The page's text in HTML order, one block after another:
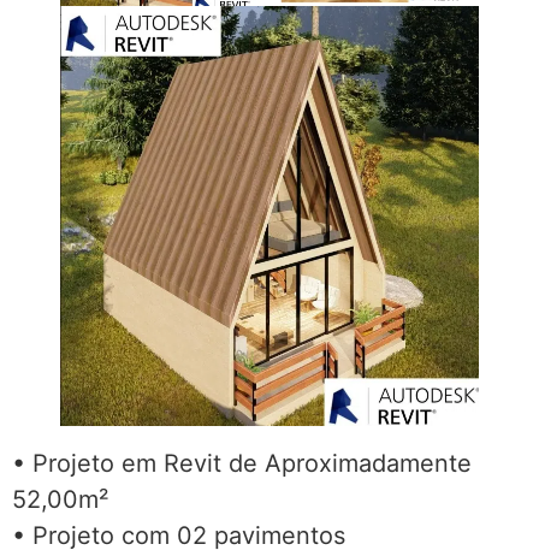
• Projeto em Revit de Aproximadamente
52,00m²
• Projeto com 02 pavimentos